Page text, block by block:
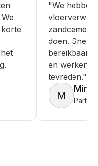
"We
zandcement
doen. Snelle
bereikbaar.
en werken
tevreden."
M